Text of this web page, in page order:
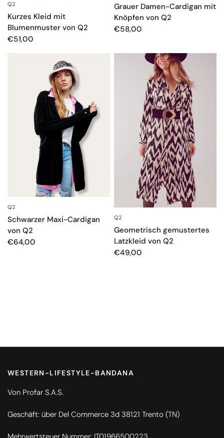
Q2
Kurzes Kleid mit
Blumenmuster von Q2
€51,00
Grauer Damen-Cardigan mit
Knöpfen von Q2
€58,00
Q2
Schwarzer Maxi-Cardigan
von Q2
€64,00
Q2
Geometrisch gemustertes
Latzkleid von Q2
€49,00
WESTERN-LIFESTYLE-BANDANA
Von Profar S.A.S.
Geschäft: über Del Commerce 3d 38121 Trento (TN)